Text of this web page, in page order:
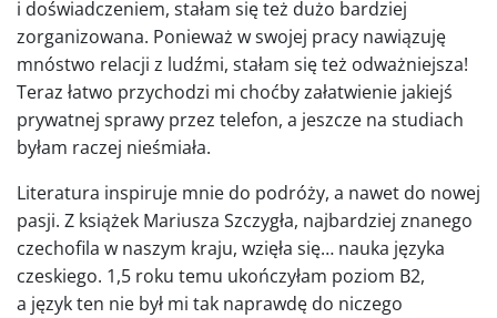
i doświadczeniem, stałam się też dużo bardziej
zorganizowana. Ponieważ w swojej pracy nawiązuję
mnóstwo relacji z ludźmi, stałam się też odważniejsza!
Teraz łatwo przychodzi mi choćby załatwienie jakiejś
prywatnej sprawy przez telefon, a jeszcze na studiach
byłam raczej nieśmiała.
Literatura inspiruje mnie do podróży, a nawet do nowej
pasji. Z książek Mariusza Szczygła, najbardziej znanego
czechofila w naszym kraju, wzięła się… nauka języka
czeskiego. 1,5 roku temu ukończyłam poziom B2,
a język ten nie był mi tak naprawdę do niczego